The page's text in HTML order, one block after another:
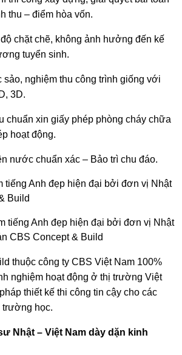
thu – điểm hòa vốn.
chặt chẽ, không ảnh hưởng đến kế
tuyển sinh.
sảo, nghiệm thu công trình giống với
3D.
chuẩn xin giấy phép phòng cháy chữa
hoạt động.
nước chuẩn xác – Bảo trì chu đáo.
thuộc công ty CBS Việt Nam 100%
nghiệm hoạt động ở thị trường Việt
thiết kế thi công tin cậy cho các
trường học.
Nhật – Việt Nam dày dặn kinh